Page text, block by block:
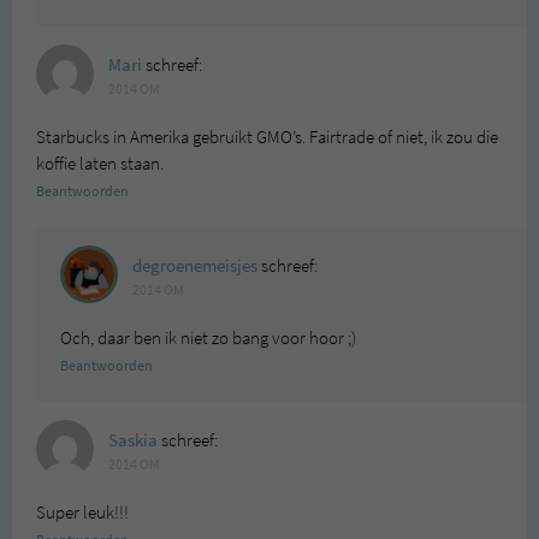
Mari schreef:
Starbucks in Amerika gebruikt GMO’s. Fairtrade of niet, ik zou die
koffie laten staan.
Beantwoorden
degroenemeisjesschreef:
Och, daar ben ik niet zo bang voor hoor ;)
Beantwoorden
Saskia schreef:
Super leuk!!!